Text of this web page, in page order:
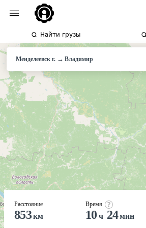
Найти грузы
Менделеевск г.→Владимир
Расстояние
853км
Время
10 ч 24мин